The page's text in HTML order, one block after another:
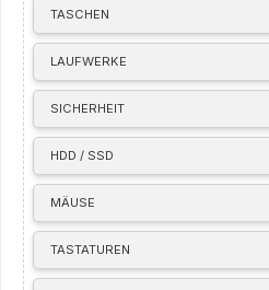
TASCHEN
LAUFWERKE
SICHERHEIT
HDD / SSD
MÄUSE
TASTATUREN